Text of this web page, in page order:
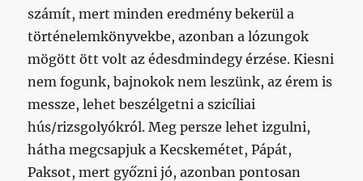
számít, mert minden eredmény bekerül a
történelemkönyvekbe, azonban a lózungok
mögött ött volt az édesdmindegy érzése. Kiesni
nem fogunk, bajnokok nem leszünk, az érem is
messze, lehet beszélgetni a szicíliai
hús/rizsgolyókról. Meg persze lehet izgulni,
hátha megcsapjuk a Kecskemétet, Pápát,
Paksot, mert győzni jó, azonban pontosan